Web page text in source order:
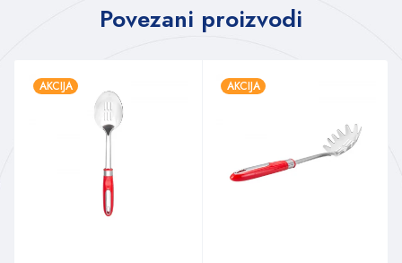
Povezani proizvodi
AKCIJA AKCIJA